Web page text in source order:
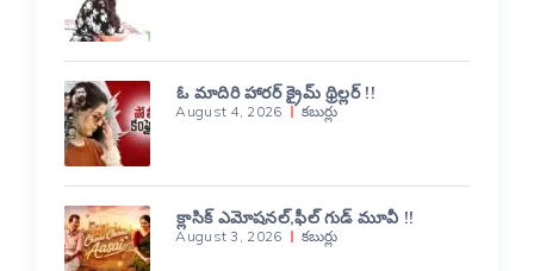
ఓ మాదిరి హారర్ క్రైమ్ థ్రిల్లర్ !!
August 4, 2026 కబుర్లు
క్లాసిక్ ఎమోషనల్,ఫీల్ గుడ్ మూవీ !!
August 3, 2026 కబుర్లు